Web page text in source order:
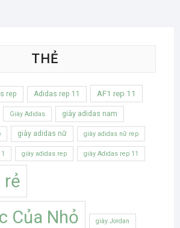
THẺ
rep Adidas rep 11 AF1 rep 11
Giày Adidas giày adidas nam
giày adidas nữ giày adidas nữ rep
giày adidas rep giày Adidas rep 11
rẻ
Của Nhỏ
giày Jordan